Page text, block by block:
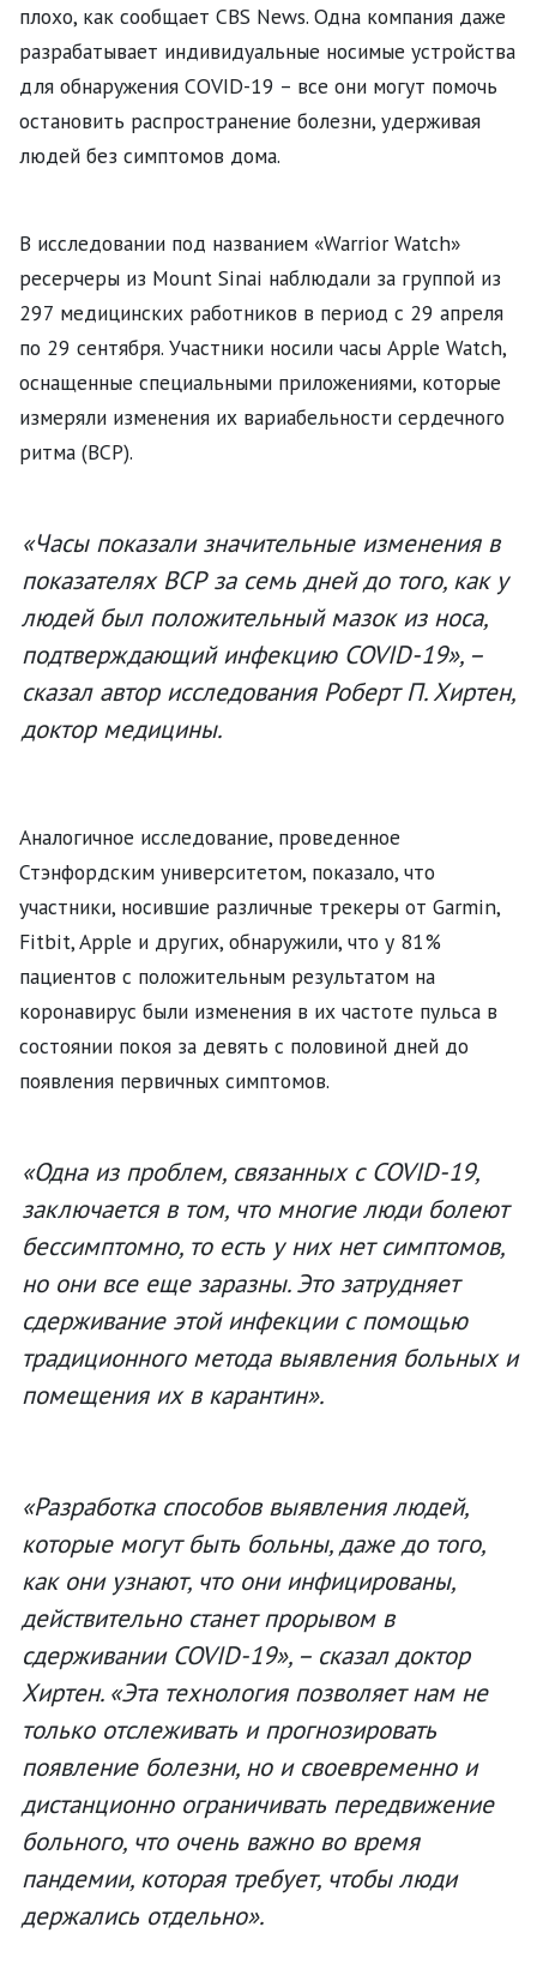
плохо, как сообщает CBS News. Одна компания даже
разрабатывает индивидуальные носимые устройства
для обнаружения COVID-19 – все они могут помочь
остановить распространение болезни, удерживая
людей без симптомов дома.
В исследовании под названием «Warrior Watch»
ресерчеры из Mount Sinai наблюдали за группой из
297 медицинских работников в период с 29 апреля
по 29 сентября. Участники носили часы Apple Watch,
оснащенные специальными приложениями, которые
измеряли изменения их вариабельности сердечного
ритма (ВСР).
«Часы показали значительные изменения в
показателях ВСР за семь дней до того, как у
людей был положительный мазок из носа,
подтверждающий инфекцию COVID-19», –
сказал автор исследования Роберт П. Хиртен,
доктор медицины.
Аналогичное исследование, проведенное
Стэнфордским университетом, показало, что
участники, носившие различные трекеры от Garmin,
Fitbit, Apple и других, обнаружили, что у 81%
пациентов с положительным результатом на
коронавирус были изменения в их частоте пульса в
состоянии покоя за девять с половиной дней до
появления первичных симптомов.
«Одна из проблем, связанных с COVID-19,
заключается в том, что многие люди болеют
бессимптомно, то есть у них нет симптомов,
но они все еще заразны. Это затрудняет
сдерживание этой инфекции с помощью
традиционного метода выявления больных и
помещения их в карантин».
«Разработка способов выявления людей,
которые могут быть больны, даже до того,
как они узнают, что они инфицированы,
действительно станет прорывом в
сдерживании COVID-19», – сказал доктор
Хиртен. «Эта технология позволяет нам не
только отслеживать и прогнозировать
появление болезни, но и своевременно и
дистанционно ограничивать передвижение
больного, что очень важно во время
пандемии, которая требует, чтобы люди
держались отдельно».